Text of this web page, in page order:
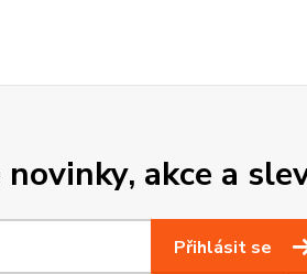
akce a
Přihlásit se